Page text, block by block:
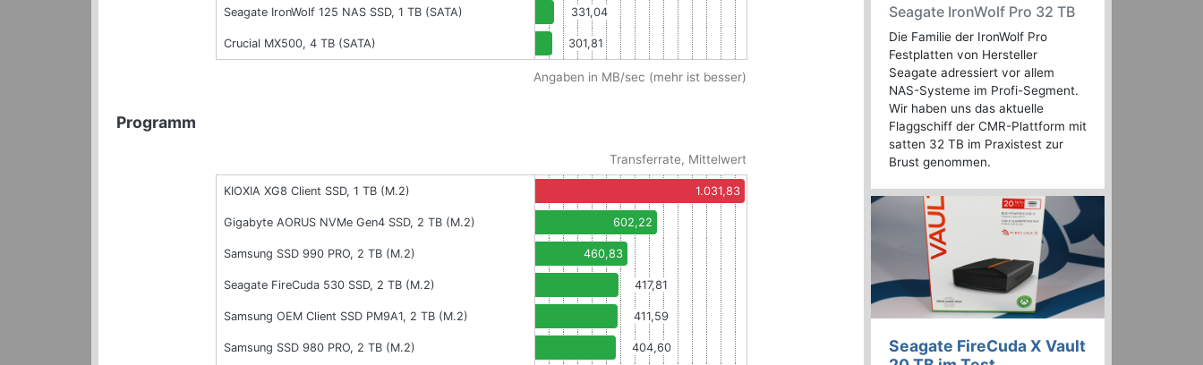
Seagate IronWolf 125 NAS SSD, 1 TB (SATA) 331,04
Crucial MX500, 4 TB (SATA) 301,81
Angaben in MB/sec (mehr ist besser)
Programm
Transferrate, Mittelwert
KIOXIA XG8 Client SSD, 1 TB (M.2) 1.031,83
Gigabyte AORUS NVMe Gen4 SSD, 2 TB (M.2) 602,22
Samsung SSD 990 PRO, 2 TB (M.2) 460,83
Seagate FireCuda 530 SSD, 2 TB (M.2) 417,81
Samsung OEM Client SSD PM9A1, 2 TB (M.2) 411,59
Samsung SSD 980 PRO, 2 TB (M.2) 404,60
Seagate IronWolf Pro 32 TB
Die Familie der IronWolf Pro
Festplatten von Hersteller
Seagate adressiert vor allem
NAS-Systeme im Profi-Segment.
Wir haben uns das aktuelle
Flaggschiff der CMR-Plattform mit
satten 32 TB im Praxistest zur
Brust genommen.
Seagate FireCuda X Vault